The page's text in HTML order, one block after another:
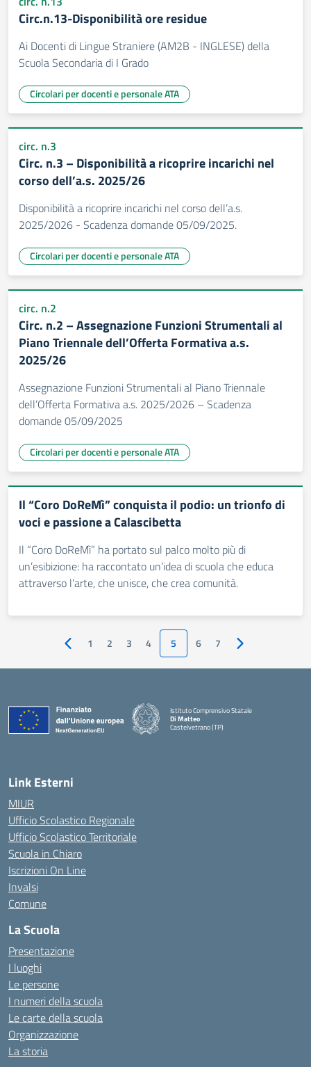
Circ.n.13-Disponibilità ore residue
Ai Docenti di Lingue Straniere (AM2B - INGLESE) della
Scuola Secondaria di I Grado
Circolari per docenti e personale ATA
circ. n.3
Circ. n.3 – Disponibilità a ricoprire incarichi nel
corso dell’a.s. 2025/26
Disponibilità a ricoprire incarichi nel corso dell’a.s.
2025/2026 - Scadenza domande 05/09/2025.
Circolari per docenti e personale ATA
circ. n.2
Circ. n.2 – Assegnazione Funzioni Strumentali al
Piano Triennale dell’Offerta Formativa a.s.
2025/26
Assegnazione Funzioni Strumentali al Piano Triennale
dell’Offerta Formativa a.s. 2025/2026 – Scadenza
domande 05/09/2025
Circolari per docenti e personale ATA
Il “Coro DoReMì” conquista il podio: un trionfo di
voci e passione a Calascibetta
Il “Coro DoReMì” ha portato sul palco molto più di
un’esibizione: ha raccontato un’idea di scuola che educa
attraverso l’arte, che unisce, che crea comunità.
Pagina precedente
1 2 3 4 5 6 7 Pagina
Istituto Comprensivo Statale
Di Matteo
Castelvetrano (TP)
Link Esterni
MIUR
Ufficio Scolastico Regionale
Ufficio Scolastico Territoriale
Scuola in Chiaro
Iscrizioni On Line
Invalsi
Comune
La Scuola
Presentazione
I luoghi
Le persone
I numeri della scuola
Le carte della scuola
Organizzazione
La storia